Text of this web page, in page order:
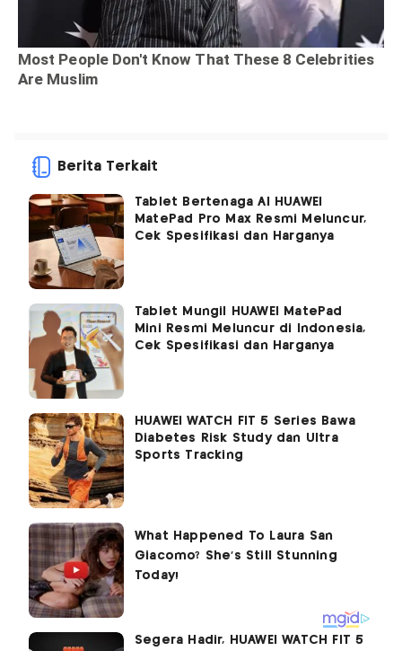
Berita Terkait
Tablet Bertenaga AI HUAWEI
MatePad Pro Max Resmi Meluncur,
Cek Spesifikasi dan Harganya
Tablet Mungil HUAWEI MatePad
Mini Resmi Meluncur di Indonesia,
Cek Spesifikasi dan Harganya
HUAWEI WATCH FIT 5 Series Bawa
Diabetes Risk Study dan Ultra
Sports Tracking
Segera Hadir, HUAWEI WATCH FIT 5